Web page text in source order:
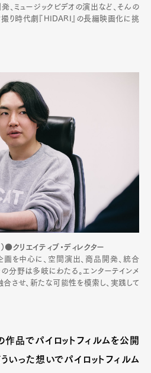
、ミュージックビデオの演出など、そんの
り時代劇『HIDARI』の長編映画化に挑
●クリエイティブ・ディレクター
を中⼼に、空間演出、商品開発、統合
の分野は多岐にわたる。エンターテインメ
合させ、新たな可能性を模索し、実践して
品でパイロットフィルムを公開
いった想いでパイロットフィルム